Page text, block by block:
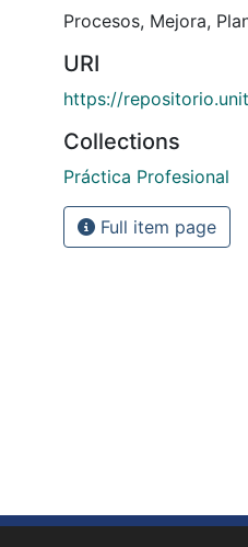
Procesos, Mejora,
URI
https://
Collections
Práctica Profesional
Full item page